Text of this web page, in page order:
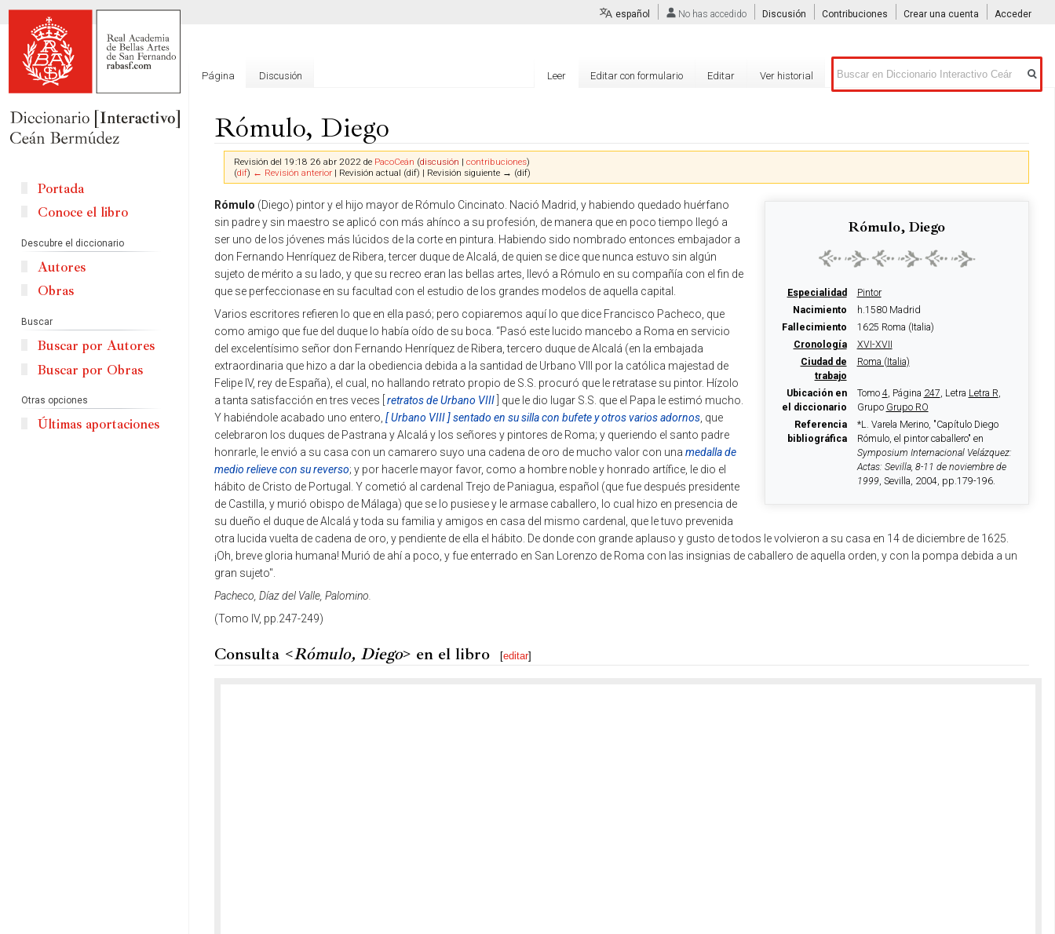
Rómulo, Diego
Revisión del 19:18 26 abr 2022 de PacoCeán (discusión | contribuciones)
(dif) ← Revisión anterior| Revisión actual (dif) | Revisión siguiente → (dif)
Ir
a
la
navegación
Ir
a
la
búsqueda
Rómulo, Diego
Especialidad
Pintor
Nacimiento
h.1580 Madrid
Fallecimiento
1625 Roma (Italia)
Cronología
XVI-XVII
Ciudad de
trabajo
Roma (Italia)
Ubicación en
el diccionario
Tomo 4, Página 247 , Letra Letra R
Grupo Grupo RO
Referencia
bibliográfica
*L. Varela Merino, "Capítulo Diego
Rómulo, el pintor caballero" en
Symposium Internacional Velázquez:
Actas: Sevilla, 8-11 de noviembre de
1999, Sevilla, 2004, pp.179-196.
Rómulo (Diego) pintor y el hijo mayor de Rómulo Cincinato. Nació Madrid, y habiendo quedado huérfano
sin padre y sin maestro se aplicó con más ahínco a su profesión, de manera que en poco tiempo llegó a
ser uno de los jóvenes más lúcidos de la corte en pintura. Habiendo sido nombrado entonces embajador a
don Fernando Henríquez de Ribera, tercer duque de Alcalá, de quien se dice que nunca estuvo sin algún
sujeto de mérito a su lado, y que su recreo eran las bellas artes, llevó a Rómulo en su compañía con el fin de
que se perfeccionase en su facultad con el estudio de los grandes modelos de aquella capital.
Varios escritores refieren lo que en ella pasó; pero copiaremos aquí lo que dice Francisco Pacheco, que
como amigo que fue del duque lo había oído de su boca. “Pasó este lucido mancebo a Roma en servicio
del excelentísimo señor don Fernando Henríquez de Ribera, tercero duque de Alcalá (en la embajada
extraordinaria que hizo a dar la obediencia debida a la santidad de Urbano VIII por la católica majestad de
Felipe IV, rey de España), el cual, no hallando retrato propio de S.S. procuró que le retratase su pintor. Hízolo
a tanta satisfacción en tres veces [ retratos de Urbano VIII ] que le dio lugar S.S. que el Papa le estimó mucho.
Y habiéndole acabado uno entero, [ Urbano VIII ] sentado en su silla con bufete y otros varios adornos , que
celebraron los duques de Pastrana y Alcalá y los señores y pintores de Roma; y queriendo el santo padre
honrarle, le envió a su casa con un camarero suyo una cadena de oro de mucho valor con una medalla de
medio relieve con su reverso; y por hacerle mayor favor, como a hombre noble y honrado artífice, le dio el
hábito de Cristo de Portugal. Y cometió al cardenal Trejo de Paniagua, español (que fue después presidente
de Castilla, y murió obispo de Málaga) que se lo pusiese y le armase caballero, lo cual hizo en presencia de
su dueño el duque de Alcalá y toda su familia y amigos en casa del mismo cardenal, que le tuvo prevenida
otra lucida vuelta de cadena de oro, y pendiente de ella el hábito. De donde con grande aplauso y gusto de todos le volvieron a su casa en 14 de diciembre de 1625.
¡Oh, breve gloria humana! Murió de ahí a poco, y fue enterrado en San Lorenzo de Roma con las insignias de caballero de aquella orden, y con la pompa debida a un
gran sujeto".
Pacheco, Díaz del Valle, Palomino.
(Tomo IV, pp.247-249)
Consulta <Rómulo, Diego> en el libro [editar]
español No has accedido Discusión Contribuciones Crear una cuenta Acceder
Página Discusión Leer Editar con formulario Editar Ver historial
Buscar
Portada
Conoce el libro
Descubre el diccionario
Autores
Obras
Buscar
Buscar por Autores
Buscar por Obras
Otras opciones
Últimas aportaciones